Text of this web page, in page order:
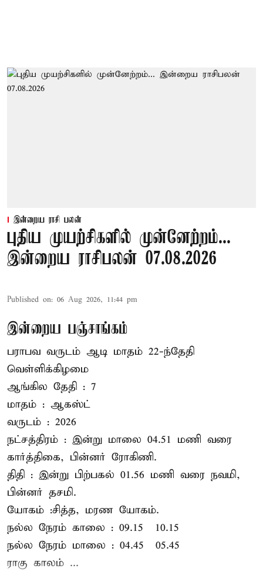
இன்றைய ராசி பலன்
புதிய முயற்சிகளில் முன்னேற்றம்...
இன்றைய ராசிபலன் 07.08.2026
Published on: 06 Aug 2026, 11:44 pm
இன்றைய பஞ்சாங்கம்
பராபவ வருடம் ஆடி மாதம் 22-ந்தேதி
வெள்ளிக்கிழமை
ஆங்கில தேதி : 7
மாதம் : ஆகஸ்ட்
வருடம் : 2026
நட்சத்திரம் : இன்று மாலை 04.51 மணி வரை
கார்த்திகை, பின்னர் ரோகிணி.
திதி : இன்று பிற்பகல் 01.56 மணி வரை நவமி,
பின்னர் தசமி.
யோகம் :சித்த, மரண யோகம்.
நல்ல நேரம் காலை : 09.15 – 10.15
நல்ல நேரம் மாலை : 04.45 – 05.45
ராகு காலம் ...